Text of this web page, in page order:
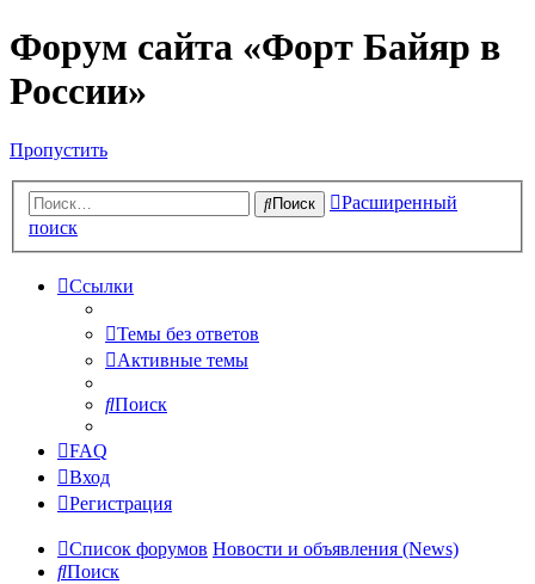
Форум сайта «Форт Байяр в
России»
Пропустить
Поиск
Расширенный
поиск
Ссылки
Темы без ответов
Активные темы
Поиск
FAQ
Вход
Регистрация
Список форумов Новости и объявления (News)
Поиск